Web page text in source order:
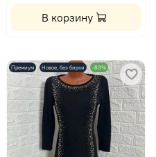
В корзину
Премиум Новое, без бирки -83%